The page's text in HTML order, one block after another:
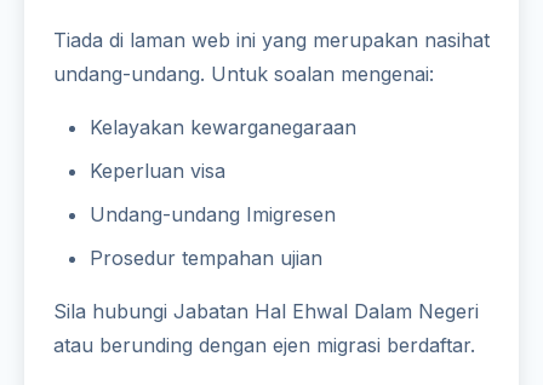
Tiada di laman web ini yang merupakan nasihat
undang-undang. Untuk soalan mengenai:
Kelayakan kewarganegaraan
Keperluan visa
Undang-undang Imigresen
Prosedur tempahan ujian
Sila hubungi Jabatan Hal Ehwal Dalam Negeri
atau berunding dengan ejen migrasi berdaftar.